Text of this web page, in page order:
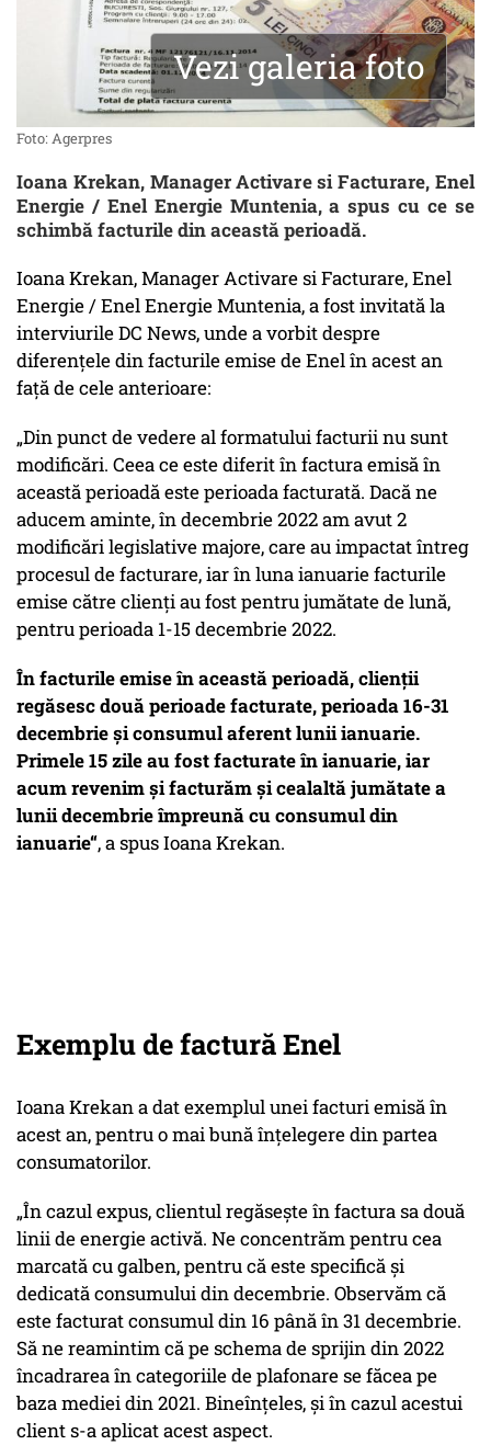
Vezi galeria foto
Foto: Agerpres
Ioana Krekan, Manager Activare si Facturare, Enel
Energie / Enel Energie Muntenia, a spus cu ce se
schimbă facturile din această perioadă.
Ioana Krekan, Manager Activare si Facturare, Enel
Energie / Enel Energie Muntenia, a fost invitată la
interviurile DC News, unde a vorbit despre
diferențele din facturile emise de Enel în acest an
față de cele anterioare:
„Din punct de vedere al formatului facturii nu sunt
modificări. Ceea ce este diferit în factura emisă în
această perioadă este perioada facturată. Dacă ne
aducem aminte, în decembrie 2022 am avut 2
modificări legislative majore, care au impactat întreg
procesul de facturare, iar în luna ianuarie facturile
emise către clienți au fost pentru jumătate de lună,
pentru perioada 1-15 decembrie 2022.
În facturile emise în această perioadă, clienții
regăsesc două perioade facturate, perioada 16-31
decembrie și consumul aferent lunii ianuarie.
Primele 15 zile au fost facturate în ianuarie, iar
acum revenim și facturăm și cealaltă jumătate a
lunii decembrie împreună cu consumul din
ianuarie“, a spus Ioana Krekan.
Exemplu de factură Enel
Ioana Krekan a dat exemplul unei facturi emisă în
acest an, pentru o mai bună înțelegere din partea
consumatorilor.
„În cazul expus, clientul regăsește în factura sa două
linii de energie activă. Ne concentrăm pentru cea
marcată cu galben, pentru că este specifică și
dedicată consumului din decembrie. Observăm că
este facturat consumul din 16 până în 31 decembrie.
Să ne reamintim că pe schema de sprijin din 2022
încadrarea în categoriile de plafonare se făcea pe
baza mediei din 2021. Bineînțeles, și în cazul acestui
client s-a aplicat acest aspect.